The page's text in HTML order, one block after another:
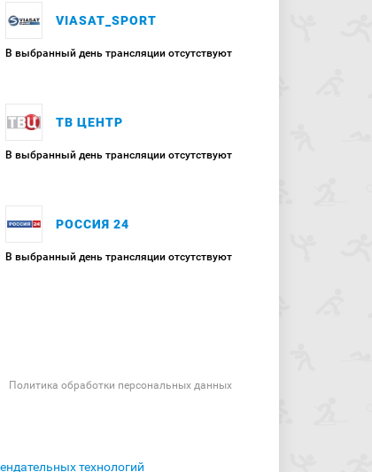
VIASAT_SPORT
В выбранный день трансляции отсутствуют
ТВ ЦЕНТР
В выбранный день трансляции отсутствуют
РОССИЯ 24
В выбранный день трансляции отсутствуют
Политика обработки персональных данных
технологий